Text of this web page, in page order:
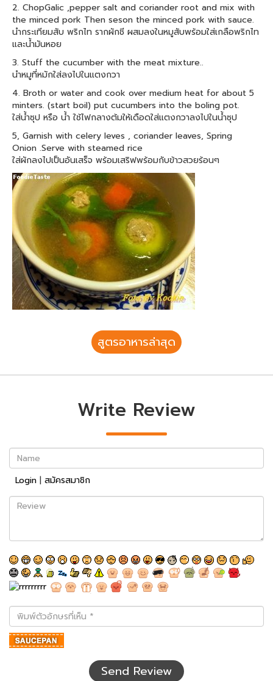
2. ChopGalic ,pepper salt and coriander root and mix with
the minced pork Then seson the minced pork with sauce.
นำกระเทียมสับ พริกไท รากผักชี ผสมลงในหมูสับพร้อมใส่เกลือพริกไท
และน้ำมันหอย
3. Stuff the cucumber with the meat mixture..
นำหมูที่หมักใส่ลงไปในแตงกวา
4. Broth or water and cook over medium heat for about 5
minters. (start boil) put cucumbers into the boling pot.
ใส่น้ำซุป หรือ น้ำ ใช้ไฟกลางต้มให้เดือดใส่แตงกวาลงไปในน้ำซุป
5, Garnish with celery leves , coriander leaves, Spring
Onion .Serve with steamed rice
ใส่ผักลงไปเป็นอันเสร็จ พร้อมเสริฟพร้อมกับข้าวสวยร้อนๆ
สูตรอาหารล่าสุด
Write Review
Name
Login | สมัครสมาชิก
Review
พิมพ์
ตัว
อักษร
ที่
Send Review